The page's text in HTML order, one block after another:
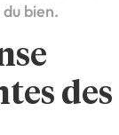
bien.
des